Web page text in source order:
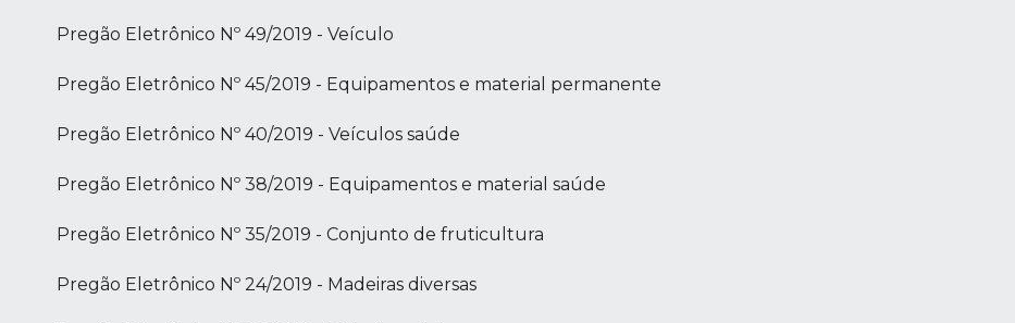
Pregão Eletrônico Nº 49/2019 - Veículo
Pregão Eletrônico Nº 45/2019 - Equipamentos e material permanente
Pregão Eletrônico Nº 40/2019 - Veículos saúde
Pregão Eletrônico Nº 38/2019 - Equipamentos e material saúde
Pregão Eletrônico Nº 35/2019 - Conjunto de fruticultura
Pregão Eletrônico Nº 24/2019 - Madeiras diversas